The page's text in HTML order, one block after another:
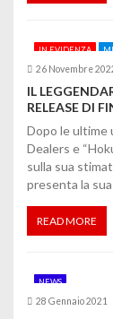
IN EVIDENZA
26 Novembre
IL
RELEASE DI
Dopo le ultime
Dealers e
sulla sua
presenta la
READ MORE
NEWS
28 Gennaio 2021